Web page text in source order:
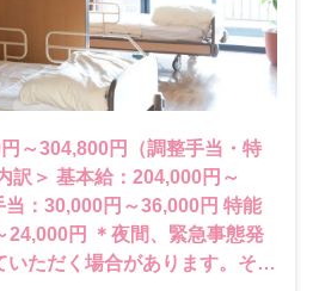
円～304,800円（調整手当・特
：30,000円～36,000円 特能
24,000円 ＊夜間、緊急事態発
いただく場合があります。その